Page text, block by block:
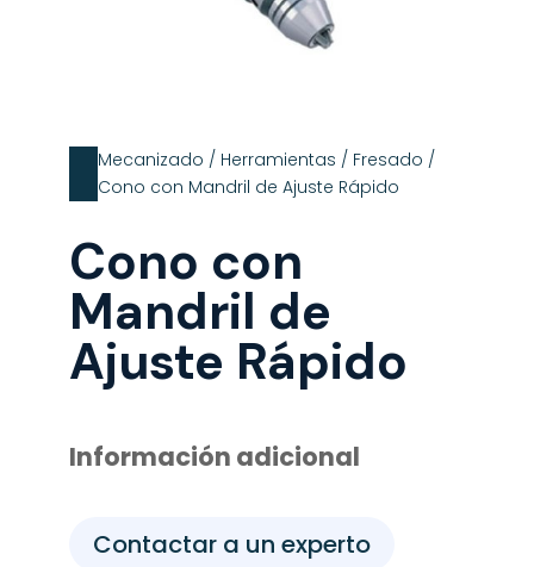
Mecanizado / Herramientas / Fresado /
Cono con Mandril de Ajuste Rápido
Cono con
Mandril de
Ajuste Rápido
Información adicional
Contactar a un experto